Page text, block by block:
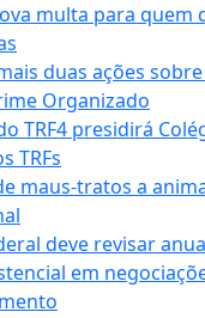
multa para quem
duas ações
Organizado
TRF4 presidirá
TRFs
maus-tratos a
deve revisar
em